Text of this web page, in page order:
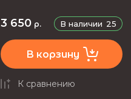
В наличии 25
3 650 р.
В корзину
К сравнению